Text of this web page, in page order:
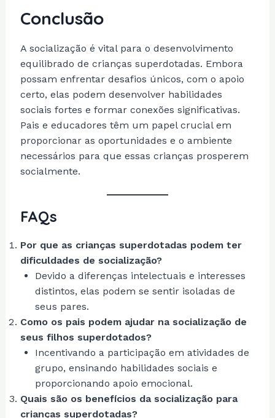
Conclusão
A socialização é vital para o desenvolvimento
equilibrado de crianças superdotadas. Embora
possam enfrentar desafios únicos, com o apoio
certo, elas podem desenvolver habilidades
sociais fortes e formar conexões significativas.
Pais e educadores têm um papel crucial em
proporcionar as oportunidades e o ambiente
necessários para que essas crianças prosperem
socialmente.
FAQs
Por que as crianças superdotadas podem ter
dificuldades de socialização?
Devido a diferenças intelectuais e interesses
distintos, elas podem se sentir isoladas de
seus pares.
Como os pais podem ajudar na socialização de
seus filhos superdotados?
Incentivando a participação em atividades de
grupo, ensinando habilidades sociais e
proporcionando apoio emocional.
Quais são os benefícios da socialização para
crianças superdotadas?